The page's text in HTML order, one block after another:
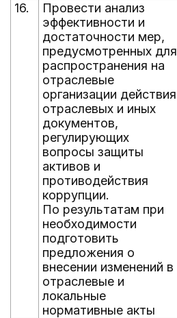
16.
Провести анализ
эффективности и
достаточности мер,
предусмотренных для
распространения на
отраслевые
организации действия
отраслевых и иных
документов,
регулирующих
вопросы защиты
активов и
противодействия
коррупции.
По результатам при
необходимости
подготовить
предложения о
внесении изменений в
отраслевые и
локальные
нормативные акты